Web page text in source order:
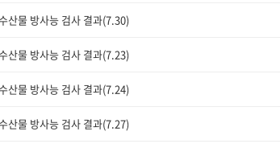
산물 방사능 검사 결과(7.30)
산물 방사능 검사 결과(7.23)
산물 방사능 검사 결과(7.24)
산물 방사능 검사 결과(7.27)